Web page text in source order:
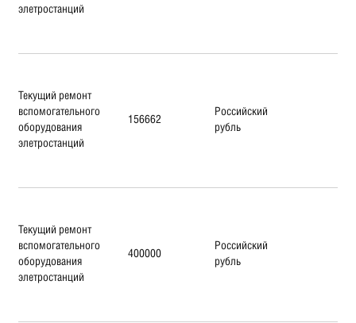
элетростанций
Текущий ремонт
вспомогательного
оборудования
элетростанций
156662
Российский
рубль
Текущий ремонт
вспомогательного
оборудования
элетростанций
400000
Российский
рубль